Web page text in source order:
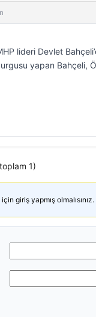
lideri Devlet
yapan Bahçeli,
1)
giriş yapmış olmalısınız.